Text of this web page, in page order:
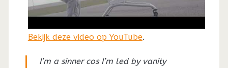
Bekijk deze video op YouTube.
I’m a sinner cos I’m led by vanity